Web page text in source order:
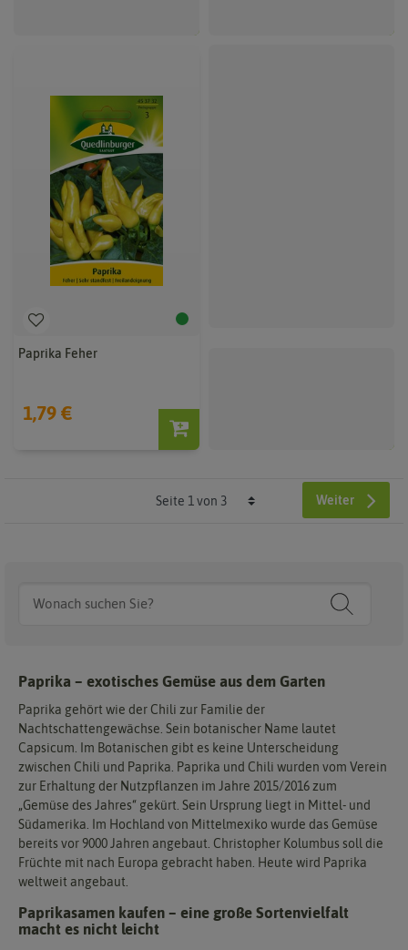
Paprika Feher
1,79 €
Weiter
Paprika – exotisches Gemüse aus dem Garten
Paprika gehört wie der Chili zur Familie der
Nachtschattengewächse. Sein botanischer Name lautet
Capsicum. Im Botanischen gibt es keine Unterscheidung
zwischen Chili und Paprika. Paprika und Chili wurden vom Verein
zur Erhaltung der Nutzpflanzen im Jahre 2015/2016 zum
„Gemüse des Jahres“ gekürt. Sein Ursprung liegt in Mittel- und
Südamerika. Im Hochland von Mittelmexiko wurde das Gemüse
bereits vor 9000 Jahren angebaut. Christopher Kolumbus soll die
Früchte mit nach Europa gebracht haben. Heute wird Paprika
weltweit angebaut.
Paprikasamen kaufen – eine große Sortenvielfalt
macht es nicht leicht